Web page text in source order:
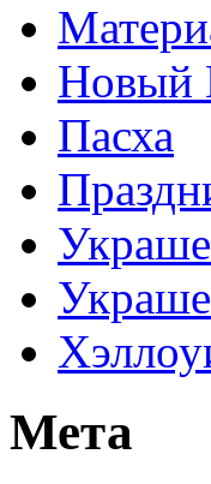
Новый
Пасха
Мета